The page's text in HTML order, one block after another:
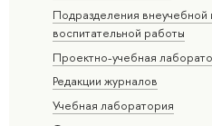
Подразделения внеучебной
воспитательной работы
Проектно-учебная
Редакции журналов
Учебная лаборатория